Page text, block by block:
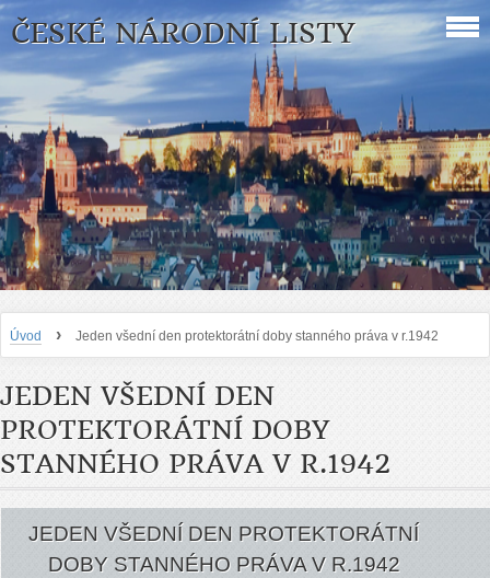
ČESKÉ NÁRODNÍ LISTY
Úvod › Jeden všední den protektorátní doby stanného práva v r.1942
JEDEN VŠEDNÍ DEN
PROTEKTORÁTNÍ DOBY
STANNÉHO PRÁVA V R.1942
JEDEN VŠEDNÍ DEN PROTEKTORÁTNÍ
DOBY STANNÉHO PRÁVA V R.1942